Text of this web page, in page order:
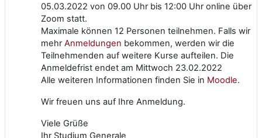
05.03.2022 von 09.00 Uhr bis 12:00 Uhr online über
Zoom statt.
Maximale können 12 Personen teilnehmen. Falls wir
mehrAnmeldungen bekommen, werden wir die
Teilnehmenden auf weitere Kurse aufteilen. Die
Anmeldefrist endet am Mittwoch 23.02.2022
Alle weiteren Informationen finden Sie in Moodle.
Wir freuen uns auf Ihre Anmeldung.
Viele Grüße
Ihr Studium Generale